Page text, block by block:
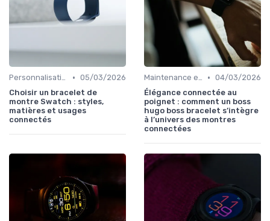
Personnalisation avec des Bracelets • 05/03/2026
Choisir un bracelet de
montre Swatch : styles,
matières et usages
connectés
Maintenance et Mises à Jour • 04/03/2026
Élégance connectée au
poignet : comment un boss
hugo boss bracelet s’intègre
à l’univers des montres
connectées